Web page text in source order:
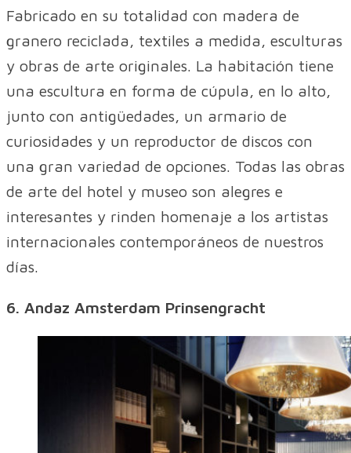
Fabricado en su totalidad con madera de
granero reciclada, textiles a medida, esculturas
y obras de arte originales. La habitación tiene
una escultura en forma de cúpula, en lo alto,
junto con antigüedades, un armario de
curiosidades y un reproductor de discos con
una gran variedad de opciones. Todas las obras
de arte del hotel y museo son alegres e
interesantes y rinden homenaje a los artistas
internacionales contemporáneos de nuestros
días.
6. Andaz Amsterdam Prinsengracht